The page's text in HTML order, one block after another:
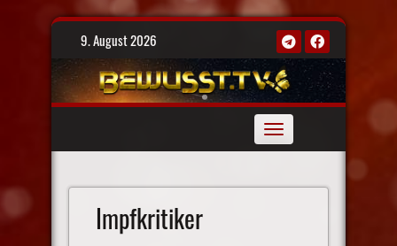
Skip
9. August 2026
Toggle
navigation
Impfkritiker